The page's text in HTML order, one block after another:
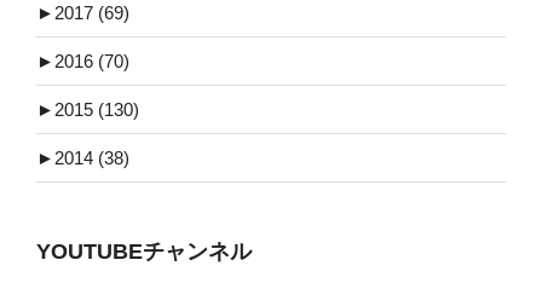
► 2017 (69)
► 2016 (70)
► 2015 (130)
► 2014 (38)
YOUTUBEチャンネル